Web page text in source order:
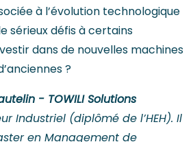
à l’évolution technologique
sérieux défis à certains
dans de nouvelles machines
?
- TOWILI Solutions
Industriel (diplômé de l’HEH). Il
en Management de